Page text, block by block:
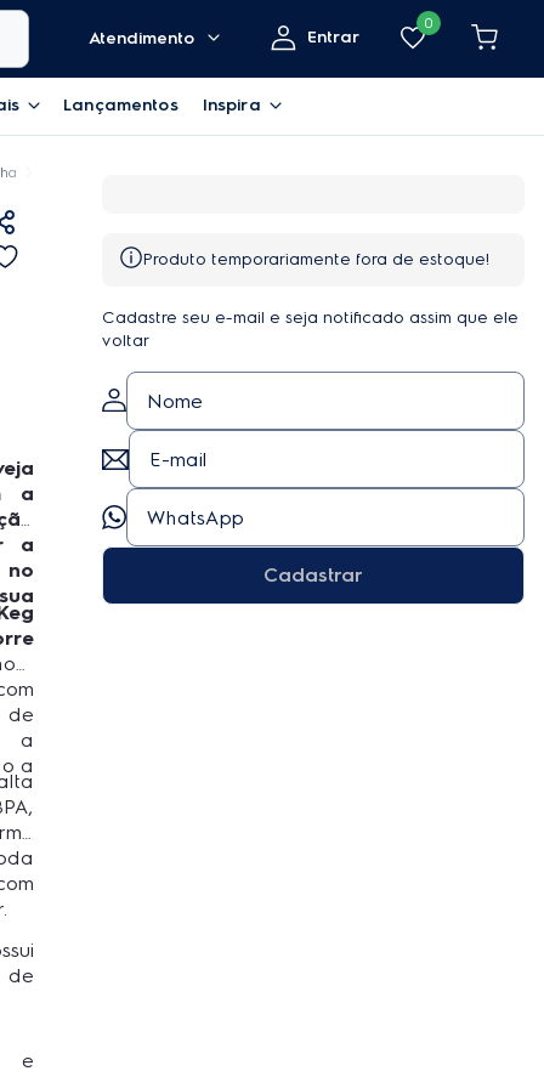
Atendimento
Entrar
0
Lançamentos Inspira
a
a
de
a
a
de
e
Produto temporariamente fora de estoque!
Cadastre seu e-mail e seja notificado assim que ele
voltar
Cadastrar